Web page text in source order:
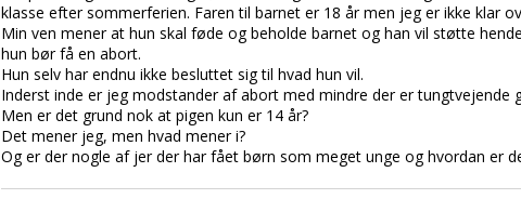
klasse efter sommerferien. Faren til barnet er 18 år men jeg er ikke klar
Min ven mener at hun skal føde og beholde barnet og han vil støtte
hun bør få en abort.
Hun selv har endnu ikke besluttet sig til hvad hun vil.
Inderst inde er jeg modstander af abort med mindre der er tungtvejende
Men er det grund nok at pigen kun er 14 år?
Det mener jeg, men hvad mener i?
Og er der nogle af jer der har fået børn som meget unge og hvordan er